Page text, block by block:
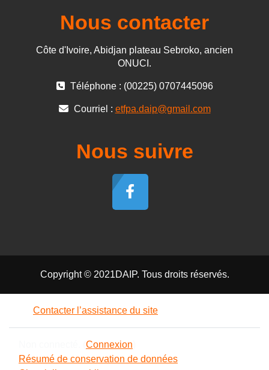
Nous contacter
Côte d'Ivoire, Abidjan plateau Sebroko, ancien
ONUCI.
Téléphone : (00225) 0707445096
Courriel : etfpa.daip@gmail.com
Nous suivre
Copyright © 2021DAIP. Tous droits réservés.
Contacter l’assistance du site
Connexion
Résumé de conservation de données